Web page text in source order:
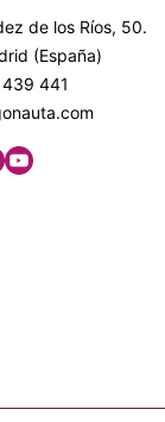
de los Ríos, 50.
(España)
441